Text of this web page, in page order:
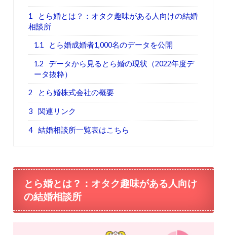
1
とら婚とは？：オタク趣味がある人向けの結婚
相談所
1.1 とら婚成婚者1,000名のデータを公開
1.2
データから見るとら婚の現状（2022年度デ
ータ抜粋）
2 とら婚株式会社の概要
3 関連リンク
4 結婚相談所一覧表はこちら
とら婚とは？：オタク趣味がある人向け
の結婚相談所